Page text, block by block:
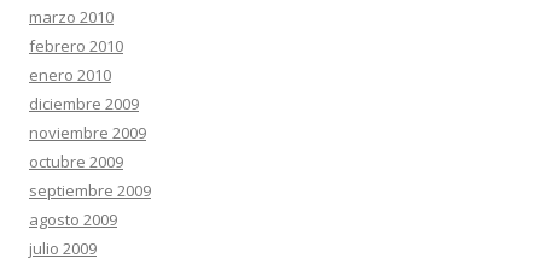
marzo 2010
febrero 2010
enero 2010
diciembre 2009
noviembre 2009
octubre 2009
septiembre 2009
agosto 2009
julio 2009